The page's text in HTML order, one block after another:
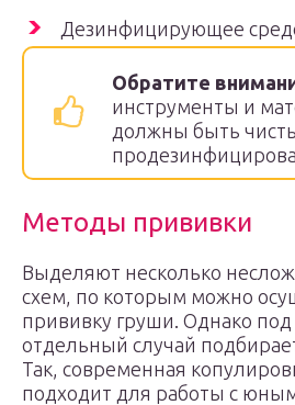
Дезинфицирующее
Обратите
инструменты и
должны быть
Методы прививки
Выделяют несколько
схем, по которым можно
прививку груши. Однако
отдельный случай
Так, современная
подходит для работы с